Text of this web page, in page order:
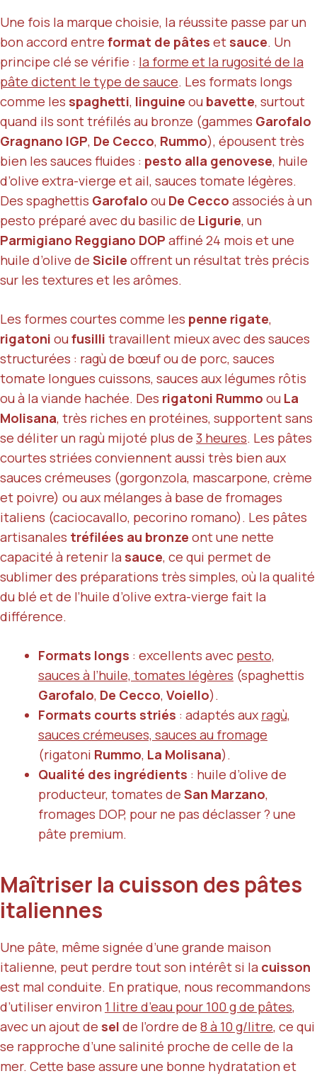
Une fois la marque choisie, la réussite passe par un
bon accord entre format de pâtes et sauce. Un
principe clé se vérifie : la forme et la rugosité de la
pâte dictent le type de sauce. Les formats longs
comme les spaghetti, linguine ou bavette, surtout
quand ils sont tréfilés au bronze (gammes Garofalo
Gragnano IGP, De Cecco, Rummo), épousent très
bien les sauces fluides : pesto alla genovese, huile
d’olive extra-vierge et ail, sauces tomate légères.
Des spaghettis Garofalo ou De Cecco associés à un
pesto préparé avec du basilic de Ligurie, un
Parmigiano Reggiano DOP affiné 24 mois et une
huile d’olive de Sicile offrent un résultat très précis
sur les textures et les arômes.
Les formes courtes comme les penne rigate,
rigatoni ou fusilli travaillent mieux avec des sauces
structurées : ragù de bœuf ou de porc, sauces
tomate longues cuissons, sauces aux légumes rôtis
ou à la viande hachée. Des rigatoni Rummo ou La
Molisana, très riches en protéines, supportent sans
se déliter un ragù mijoté plus de 3 heures. Les pâtes
courtes striées conviennent aussi très bien aux
sauces crémeuses (gorgonzola, mascarpone, crème
et poivre) ou aux mélanges à base de fromages
italiens (caciocavallo, pecorino romano). Les pâtes
artisanales tréfilées au bronze ont une nette
capacité à retenir la sauce, ce qui permet de
sublimer des préparations très simples, où la qualité
du blé et de l’huile d’olive extra-vierge fait la
différence.
Formats longs : excellents avec pesto,
sauces à l’huile, tomates légères (spaghettis
Garofalo, De Cecco, Voiello).
Formats courts striés : adaptés aux ragù,
sauces crémeuses, sauces au fromage
(rigatoni Rummo, La Molisana).
Qualité des ingrédients : huile d’olive de
producteur, tomates de San Marzano,
fromages DOP, pour ne pas déclasser ? une
pâte premium.
Maîtriser la cuisson des pâtes
italiennes
Une pâte, même signée d’une grande maison
italienne, peut perdre tout son intérêt si la cuisson
est mal conduite. En pratique, nous recommandons
d’utiliser environ 1 litre d’eau pour 100 g de pâtes,
avec un ajout de sel de l’ordre de 8 à 10 g/litre, ce qui
se rapproche d’une salinité proche de celle de la
mer. Cette base assure une bonne hydratation et